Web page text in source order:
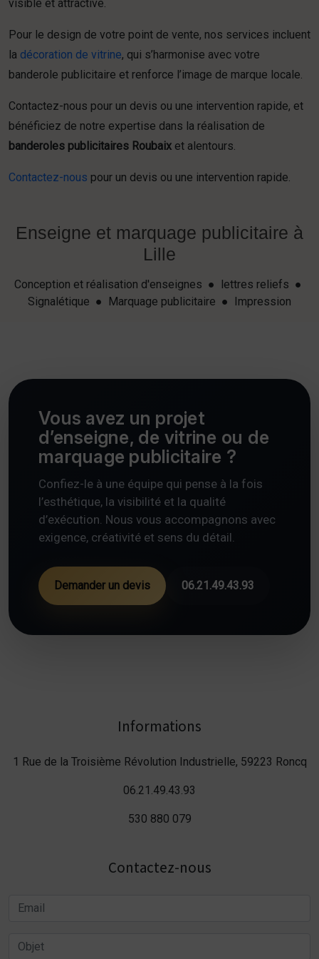
visible et attractive.
Pour le design de votre point de vente, nos services incluent
la décoration de vitrine, qui s’harmonise avec votre
banderole publicitaire et renforce l’image de marque locale.
Contactez-nous pour un devis ou une intervention rapide, et
bénéficiez de notre expertise dans la réalisation de
banderoles publicitaires Roubaix et alentours.
Contactez-nous pour un devis ou une intervention rapide.
Enseigne et marquage publicitaire à
Lille
Conception et réalisation d'enseignes ● lettres reliefs ●
Signalétique ● Marquage publicitaire ● Impression
Vous avez un projet
d’enseigne, de vitrine ou de
marquage publicitaire ?
Confiez-le à une équipe qui pense à la fois
l’esthétique, la visibilité et la qualité
d’exécution. Nous vous accompagnons avec
exigence, créativité et sens du détail.
Demander un devis 06.21.49.43.93
Informations
1 Rue de la Troisième Révolution Industrielle, 59223 Roncq
06.21.49.43.93
530 880 079
Contactez-nous